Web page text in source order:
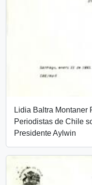
Lidia Baltra Montaner
Periodistas de Chile
Presidente Aylwin